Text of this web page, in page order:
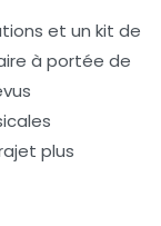
et un kit de
à portée de
plus